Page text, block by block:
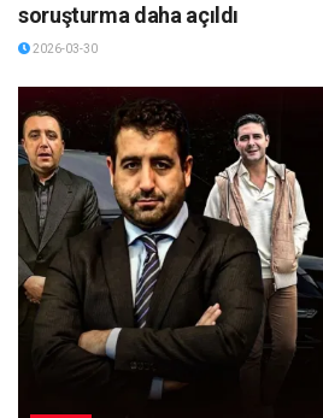
soruşturma daha açıldı
2026-03-30